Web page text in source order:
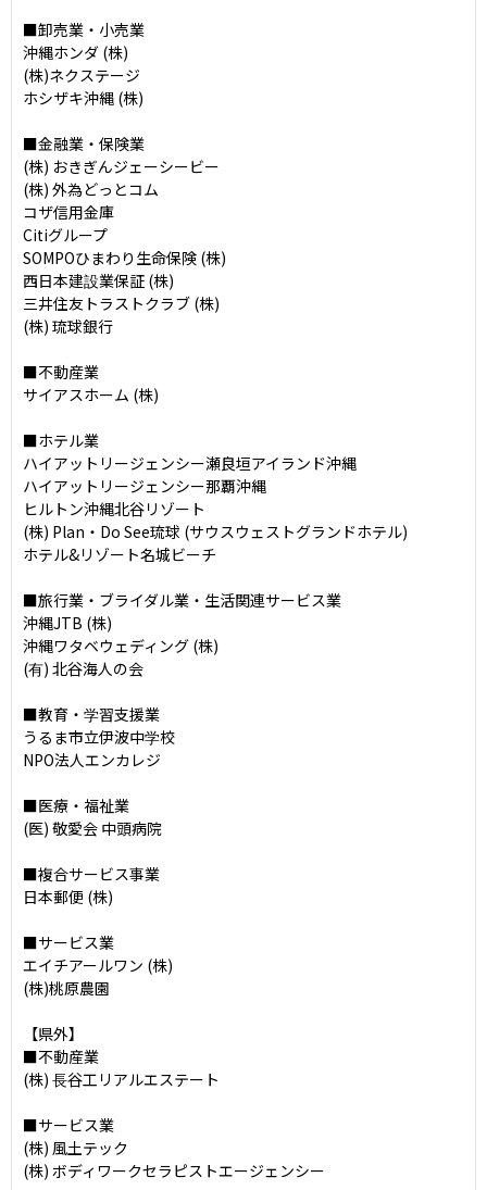
■卸売業・小売業
沖縄ホンダ (株)
(株)ネクステージ
ホシザキ沖縄 (株)
■金融業・保険業
(株) おきぎんジェーシービー
(株) 外為どっとコム
コザ信用金庫
Citiグループ
SOMPOひまわり生命保険 (株)
西日本建設業保証 (株)
三井住友トラストクラブ (株)
(株) 琉球銀行
■不動産業
サイアスホーム (株)
■ホテル業
ハイアットリージェンシー瀬良垣アイランド沖縄
ハイアットリージェンシー那覇沖縄
ヒルトン沖縄北谷リゾート
(株) Plan・Do See琉球 (サウスウェストグランドホテル)
ホテル&リゾート名城ビーチ
■旅行業・ブライダル業・生活関連サービス業
沖縄JTB (株)
沖縄ワタベウェディング (株)
(有) 北谷海人の会
■教育・学習支援業
うるま市立伊波中学校
NPO法人エンカレジ
■医療・福祉業
(医) 敬愛会 中頭病院
■複合サービス事業
日本郵便 (株)
■サービス業
エイチアールワン (株)
(株)桃原農園
【県外】
■不動産業
(株) 長谷工リアルエステート
■サービス業
(株) 風土テック
(株) ボディワークセラピストエージェンシー